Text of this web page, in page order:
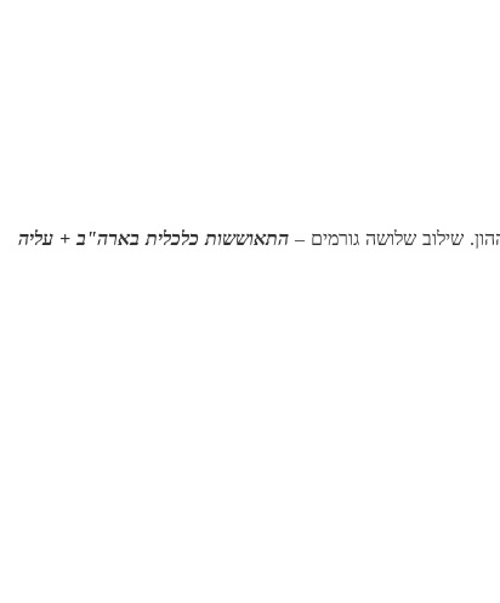
שילוב שלושה גורמים –התאוששות כלכלית בארה"ב + עליה